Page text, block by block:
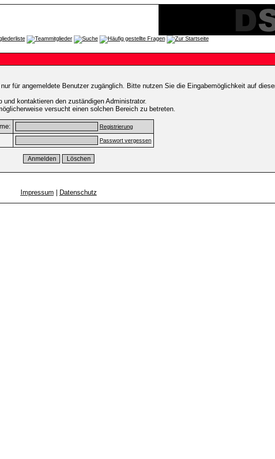
für angemeldete Benutzer zugänglich. Bitte nutzen Sie die Eingabemöglichkeit auf
kontaktieren den zuständigen Administrator.
versucht einen solchen Bereich zu betreten.
Registrierung
Passwort vergessen
Impressum Datenschutz